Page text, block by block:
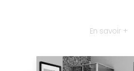
En savoir +